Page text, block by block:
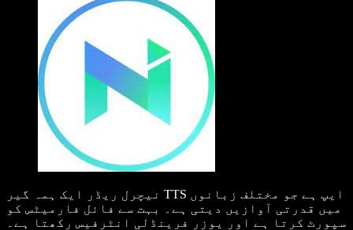
نیچرل ریڈر ایک ہمہ گیر TTS ایپ ہے جو مختلف زبانوں
میں قدرتی آوازیں دیتی ہے۔ بہت سے فائل فارمیٹس کو
سپورٹ کرتا ہے اور یوزر فرینڈلی انٹرفیس رکھتا ہے۔